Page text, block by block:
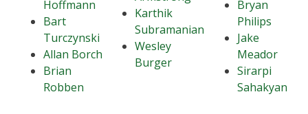
Hoffmann
Bart
Turczynski
Allan Borch
Brian
Robben
Karthik
Subramanian
Wesley
Burger
Bryan
Philips
Jake
Meador
Sirarpi
Sahakyan